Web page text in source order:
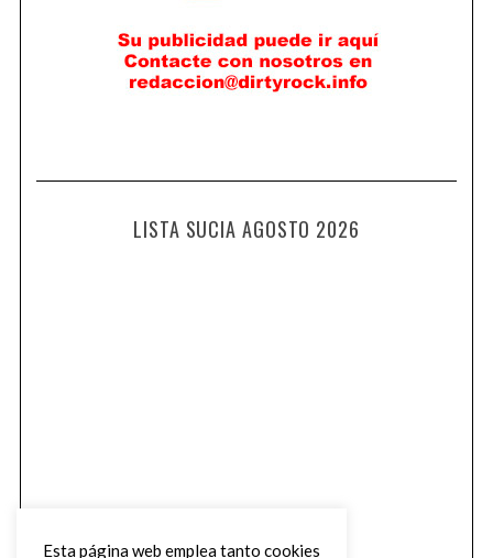
LISTA SUCIA AGOSTO 2026
Esta página web emplea tanto cookies